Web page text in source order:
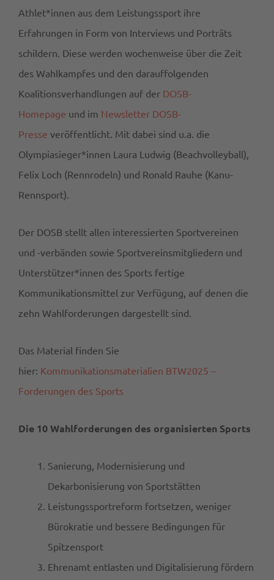
Athlet*innen aus dem Leistungssport ihre
Erfahrungen in Form von Interviews und Porträts
schildern. Diese werden wochenweise über die Zeit
des Wahlkampfes und den darauffolgenden
Koalitionsverhandlungen auf der DOSB-
Homepage und im Newsletter DOSB-
Presse veröffentlicht. Mit dabei sind u.a. die
Olympiasieger*innen Laura Ludwig (Beachvolleyball),
Felix Loch (Rennrodeln) und Ronald Rauhe (Kanu-
Rennsport).
Der DOSB stellt allen interessierten Sportvereinen
und -verbänden sowie Sportvereinsmitgliedern und
Unterstützer*innen des Sports fertige
Kommunikationsmittel zur Verfügung, auf denen die
zehn Wahlforderungen dargestellt sind.
Das Material finden Sie
hier: Kommunikationsmaterialien BTW2025 –
Forderungen des Sports
Die 10 Wahlforderungen des organisierten Sports
Sanierung, Modernisierung und
Dekarbonisierung von Sportstätten
Leistungssportreform fortsetzen, weniger
Bürokratie und bessere Bedingungen für
Spitzensport
Ehrenamt entlasten und Digitalisierung fördern